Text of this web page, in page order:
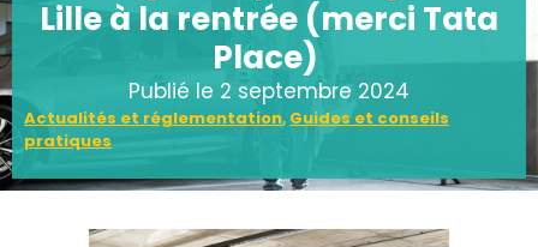
Lille à la rentrée (merci Tata
Place)
Publié le 2 septembre 2024
Actualités et réglementation, Guides et conseils
pratiques